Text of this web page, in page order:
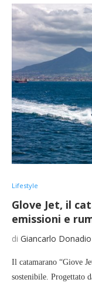
Lifestyle
Glove Jet, il
emissioni e
di Giancarlo Donadio
Il catamarano “Giove
sostenibile. Progettato